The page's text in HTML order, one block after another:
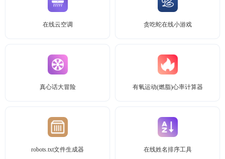
在线云空调 贪吃蛇在线小游戏
真心话大冒险 有氧运动(燃脂)心率计算器
robots.txt文件生成器 在线姓名排序工具